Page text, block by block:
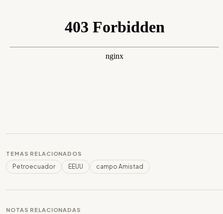
TEMAS RELACIONADOS
Petroecuador EEUU campo Amistad
NOTAS RELACIONADAS